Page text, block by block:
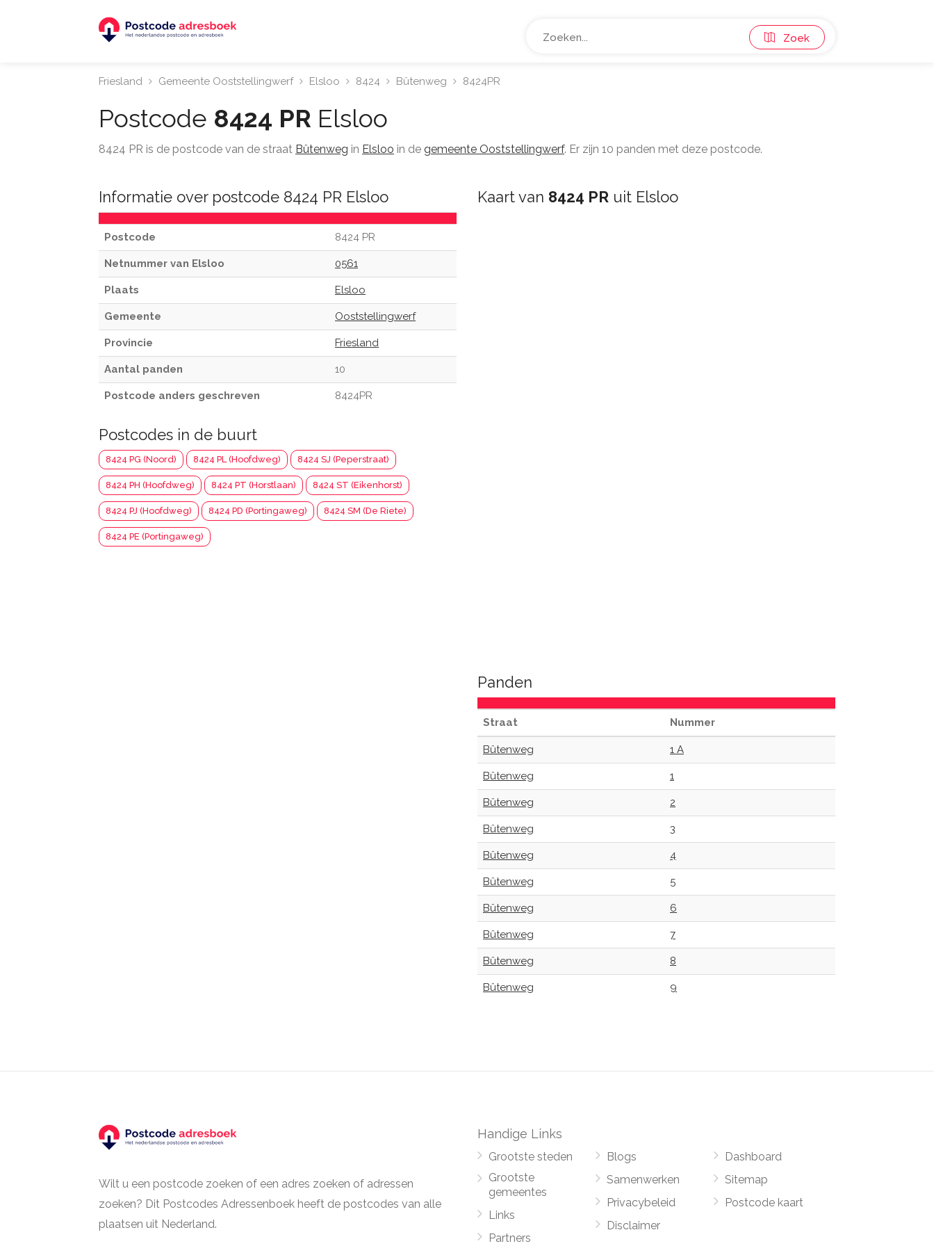
Zoek
Friesland Gemeente Ooststellingwerf Elsloo 8424 Bûtenweg 8424PR
Postcode 8424 PR Elsloo
8424 PR is de postcode van de straat Bûtenweg in Elsloo in de gemeente Ooststellingwerf. Er zijn 10 panden met deze postcode.
Informatie over postcode 8424 PR Elsloo
Postcode 8424 PR
Netnummer van Elsloo 0561
Plaats Elsloo
Gemeente Ooststellingwerf
Provincie Friesland
Aantal panden 10
Postcode anders geschreven 8424PR
Postcodes in de buurt
8424 PG (Noord) 8424 PL (Hoofdweg) 8424 SJ (Peperstraat)
8424 PH (Hoofdweg) 8424 PT (Horstlaan) 8424 ST (Eikenhorst)
8424 PJ (Hoofdweg) 8424 PD (Portingaweg) 8424 SM (De Riete)
8424 PE (Portingaweg)
Kaart van 8424 PR uit Elsloo
Panden
Straat Nummer
Bûtenweg 1 A
Bûtenweg 1
Bûtenweg 2
Bûtenweg 3
Bûtenweg 4
Bûtenweg 5
Bûtenweg 6
Bûtenweg 7
Bûtenweg 8
Bûtenweg 9
Wilt u een postcode zoeken of een adres zoeken of adressen
zoeken? Dit Postcodes Adressenboek heeft de postcodes van alle
plaatsen uit Nederland.
Handige Links
Grootste steden
Grootste
gemeentes
Links
Partners
Blogs
Samenwerken
Privacybeleid
Disclaimer
Dashboard
Sitemap
Postcode kaart